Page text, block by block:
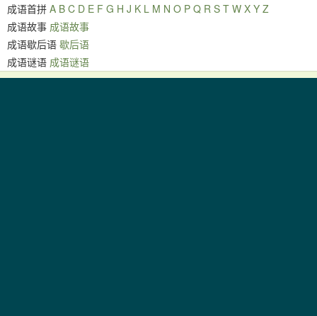
成语首拼 A B C D E F G H J K L M N O P Q R S T W X Y Z
成语故事 成语故事
成语歇后语 歇后语
成语谜语 成语谜语